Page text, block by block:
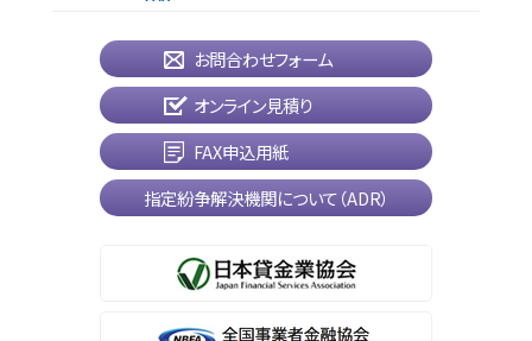
お問合わせフォーム
オンライン見積り
FAX申込用紙
指定紛争解決機関について（ADR）